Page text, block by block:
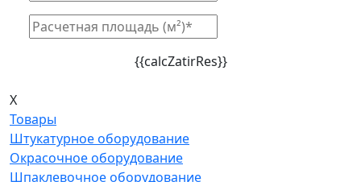
{{calcZatirRes}}
X
Товары
Штукатурное оборудование
Окрасочное оборудование
Шпаклевочное оборудование